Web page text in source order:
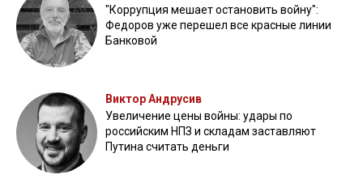
"Коррупция мешает остановить войну":
Федоров уже перешел все красные линии
Банковой
Виктор Андрусив
Увеличение цены войны: удары по
российским НПЗ и складам заставляют
Путина считать деньги